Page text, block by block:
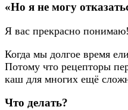
«Но я не могу
Я вас прекрасно понимаю!
Когда мы долгое время
Потому что рецепторы
каш для многих ещё
Что делать?